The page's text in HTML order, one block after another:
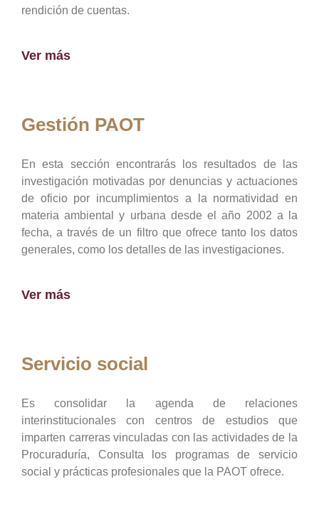
rendición de cuentas.
Ver más
Gestión PAOT
En esta sección encontrarás los resultados de las
investigación motivadas por denuncias y actuaciones
de oficio por incumplimientos a la normatividad en
materia ambiental y urbana desde el año 2002 a la
fecha, a través de un filtro que ofrece tanto los datos
generales, como los detalles de las investigaciones.
Ver más
Servicio social
Es consolidar la agenda de relaciones
interinstitucionales con centros de estudios que
imparten carreras vinculadas con las actividades de la
Procuraduría, Consulta los programas de servicio
social y prácticas profesionales que la PAOT ofrece.